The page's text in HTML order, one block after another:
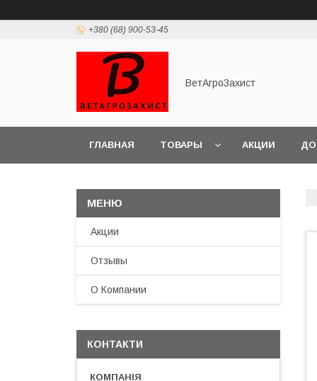
+380 (68) 900-53-45
ВетАгроЗахист
ГЛАВНАЯ ТОВАРЫ АКЦИИ
Акции
Отзывы
О Компании
КОНТАКТИ